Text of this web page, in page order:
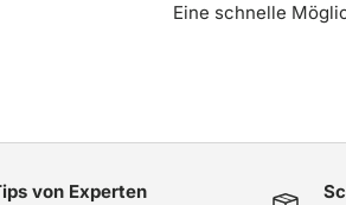
Eine schnelle
von Experten